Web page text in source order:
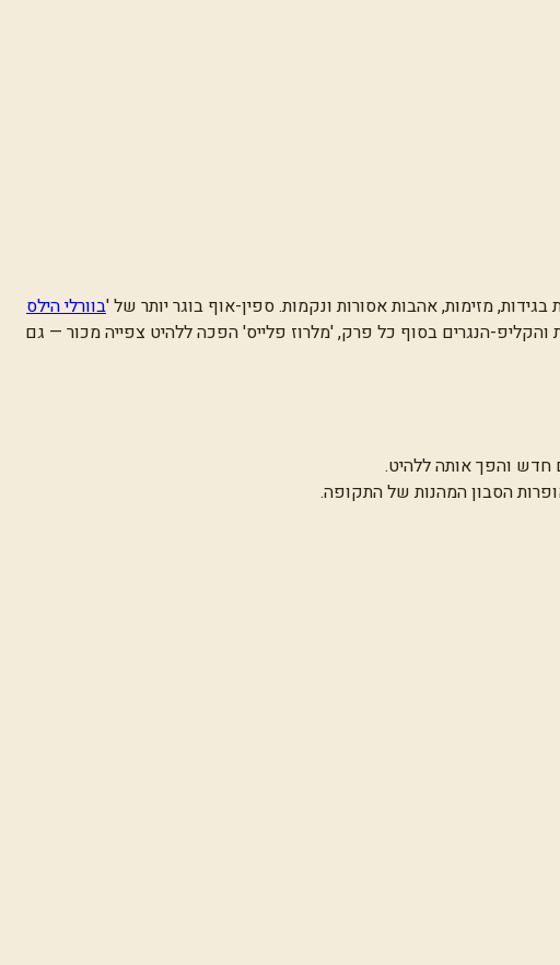
מזימות, אהבות אסורות ונקמות. ספין-אוף בוגר יותר של'בוורלי הילס
הנגרים בסוף כל פרק, 'מלרוז פלייס' הפכה ללהיט צפייה מכור — גם
והפך אותה ללהיט.
הסבון המהנות של התקופה.